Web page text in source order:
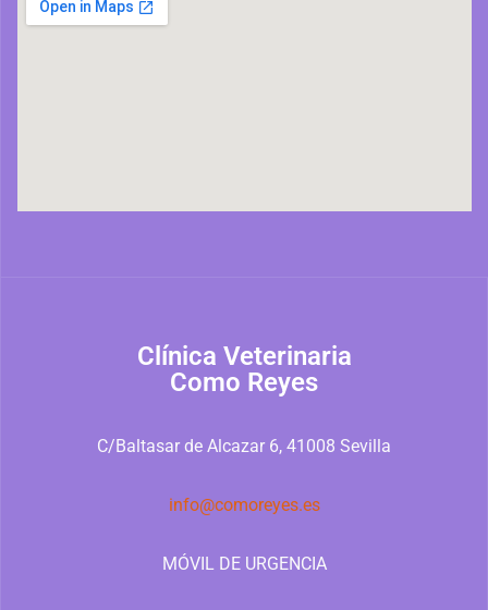
Clínica Veterinaria
Como Reyes
C/Baltasar de Alcazar 6, 41008 Sevilla
info@comoreyes.es
MÓVIL DE URGENCIA